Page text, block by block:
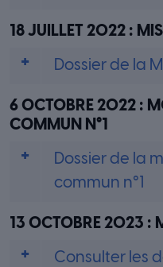
18 JUILLET 2022 :
Dossier de la
6 OCTOBRE 2022 :
COMMUN N°1
Dossier de la
commun n°1
13 OCTOBRE 2023 :
Consulter les